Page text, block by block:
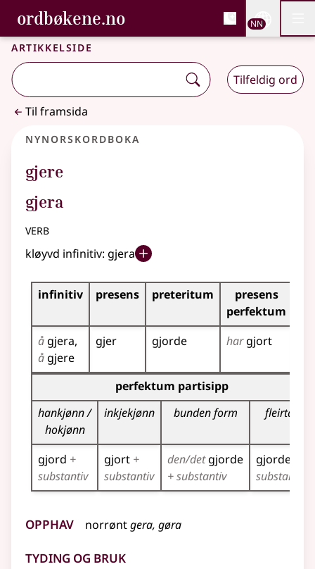
Gå til hovudinnhald
Tilgjenge
ordbøkene.no, Bokmålsordboka og
Bokmålsordboka og Nynorskordboka
NN
Artikkelside
Tilfeldig ord
Til framsida
Nynorskordboka
gjere
gjera
verb
kløyvd infinitiv: gjera
Bøyningstabell for dette verbet
infinitiv presens preteritum
presens
perfektum
å gjera
å gjere
gjer gjorde hargjort
Bøyningstabell for dette verbet (partisippformer)
perfektum partisipp
hankjønn /
hokjønn
inkjekjønn bunden form fleirtal
gjord +
substantiv
gjort +
substantiv
den/detgjorde
+ substantiv
gjorde
substantiv
Opphav norrøntgera, gøra
Tyding og bruk